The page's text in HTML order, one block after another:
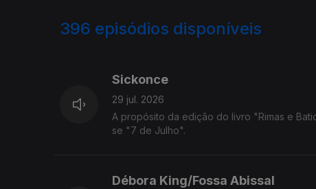
396 episódios disponíveis
Sickonce
29 jul. 2026
A propósito da edição do livro "Rimas e
se "7 de Julho".
Débora King/Fossa Abissal